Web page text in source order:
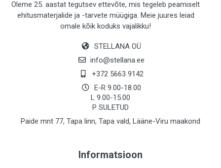
Oleme 25. aastat tegutsev ettevõte, mis tegeleb peamiselt
ehitusmaterjalide ja -tarvete müügiga. Meie juures leiad
omale kõik koduks vajalikku!
STELLANA OÜ
info@stellana.ee
+372 5663 9142
E-R 9.00-18.00
L 9.00-15.00
P SULETUD
Paide mnt 77, Tapa linn, Tapa vald, Lääne-Viru maakond
Informatsioon